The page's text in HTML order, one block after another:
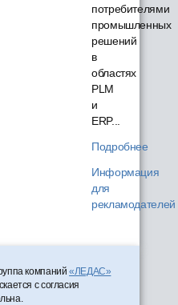
потребителями
промышленных
решений
в
областях
PLM
и
ERP...
Подробнее
Информация
для
рекламодателей
компаний«ЛЕДАС»
с согласия